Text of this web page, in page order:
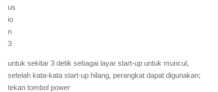
untuk sekitar 3 detik sebagai layar start-up untuk muncul,
setelah kata-kata start-up hilang, perangkat dapat digunakan;
tekan tombol power